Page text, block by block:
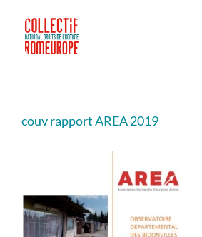
contenu
couv rapport AREA 2019